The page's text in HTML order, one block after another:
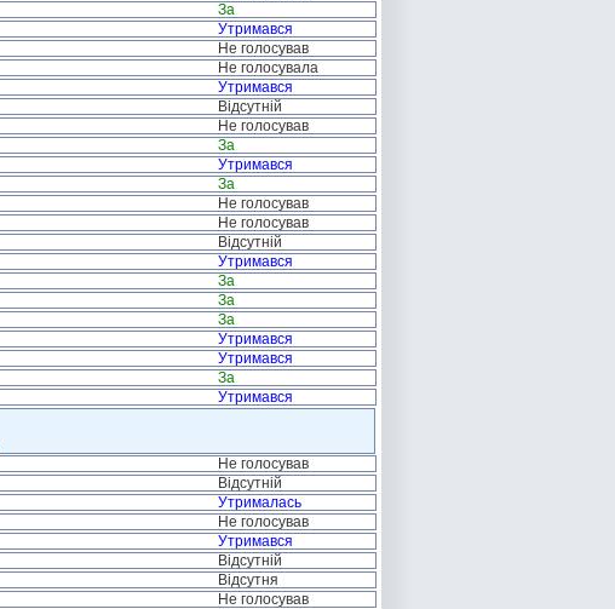
За
Утримався
Не голосував
Не голосувала
Утримався
Відсутній
Не голосував
За
Утримався
За
Не голосував
Не голосував
Відсутній
Утримався
За
За
За
Утримався
Утримався
За
Утримався
Не голосував
Відсутній
Утрималась
Не голосував
Утримався
Відсутній
Відсутня
Не голосував